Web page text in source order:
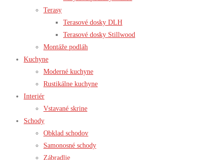
Terasy
Terasové dosky DLH
Terasové dosky Stillwood
Montáže podláh
Kuchyne
Moderné kuchyne
Rustikálne kuchyne
Interiér
Vstavané skrine
Schody
Obklad schodov
Samonosné schody
Zábradlie